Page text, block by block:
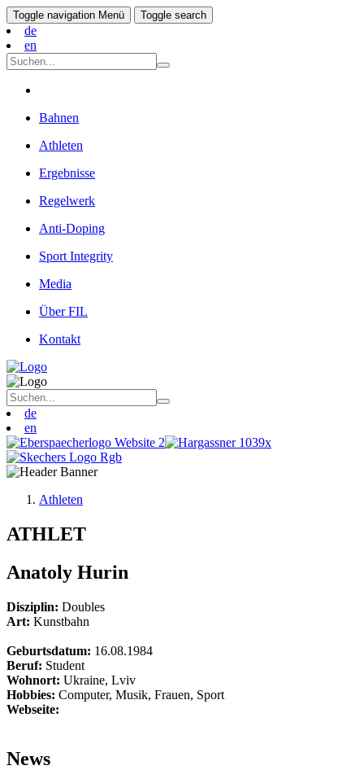
Toggle navigation Menü Toggle search
de
en
Bahnen
Athleten
Ergebnisse
Regelwerk
Anti-Doping
Sport Integrity
Media
Über FIL
Kontakt
de
en
Athleten
ATHLET
Anatoly Hurin
Disziplin: Doubles
Art: Kunstbahn
Geburtsdatum: 16.08.1984
Beruf: Student
Wohnort: Ukraine, Lviv
Hobbies: Computer, Musik, Frauen, Sport
Webseite:
News